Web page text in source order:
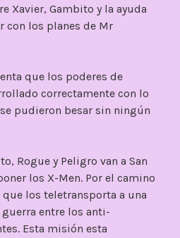
Xavier, Gambito y la ayuda
con los planes de Mr
que los poderes de
correctamente con lo
pudieron besar sin ningún
Rogue y Peligro van a San
los X-Men. Por el camino
que los teletransporta a una
entre los anti-
Esta misión esta